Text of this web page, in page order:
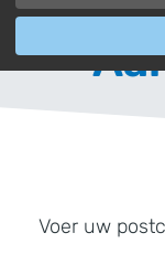
Voer uw